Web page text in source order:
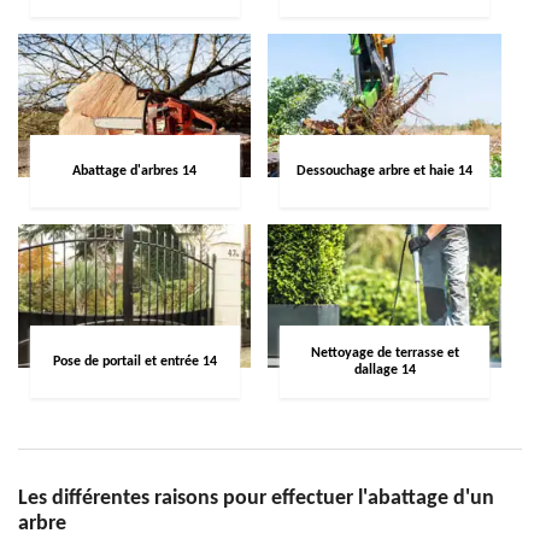
Abattage d'arbres 14 Dessouchage arbre et haie 14
Pose de portail et entrée 14
Nettoyage de terrasse et
dallage 14
Les différentes raisons pour effectuer l'abattage d'un
arbre